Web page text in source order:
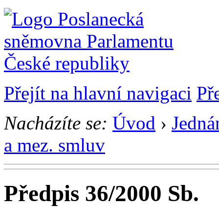
Přejít na hlavní navigaci
Nacházíte se: Úvod ›
a mez. smluv
Předpis 36/2000 Sb.